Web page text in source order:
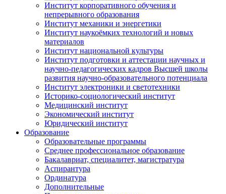
Институт корпоративного обучения и
непрерывного образования
Институт механики и энергетики
Институт наукоёмких технологий и новых
материалов
Институт национальной культуры
Институт подготовки и аттестации научных и
научно-педагогических кадров Высшей школы
развития научно-образовательного потенциала
Институт электроники и светотехники
Историко-социологический институт
Медицинский институт
Экономический институт
Юридический институт
Образование
Образовательные программы
Среднее профессиональное образование
Бакалавриат, специалитет, магистратура
Аспирантура
Ординатура
Дополнительные